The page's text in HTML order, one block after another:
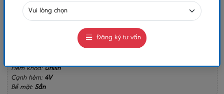
200 x 8 x 1225mm
Hèm khóa:Unilin
Cạnh hèm: 4V
Bề mặt: Sần
Đăng ký tư vấn